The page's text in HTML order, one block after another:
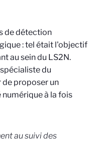
de détection
: tel était l'objectif
au sein du LS2N.
du
proposer un
à la fois
au suivi des